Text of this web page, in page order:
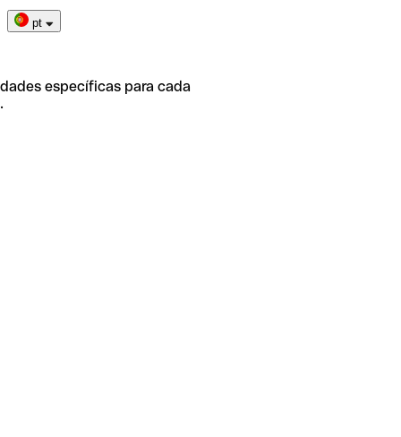
pt
específicas para cada